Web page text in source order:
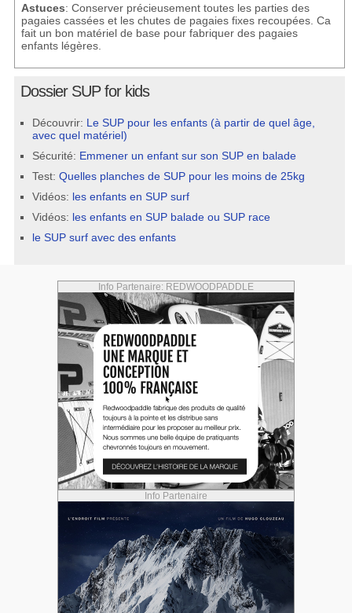
Astuces: Conserver précieusement toutes les parties des
pagaies cassées et les chutes de pagaies fixes recoupées. Ca
fait un bon matériel de base pour fabriquer des pagaies
enfants légères.
Dossier SUP for kids
Découvrir: Le SUP pour les enfants (à partir de quel âge,
avec quel matériel)
Sécurité: Emmener un enfant sur son SUP en balade
Test:Quelles planches de SUP pour les moins de 25kg
Vidéos: les enfants en SUP surf
Vidéos: les enfants en SUP balade ou SUP race
le SUP surf avec des enfants
Info Partenaire: REDWOODPADDLE
Info Partenaire